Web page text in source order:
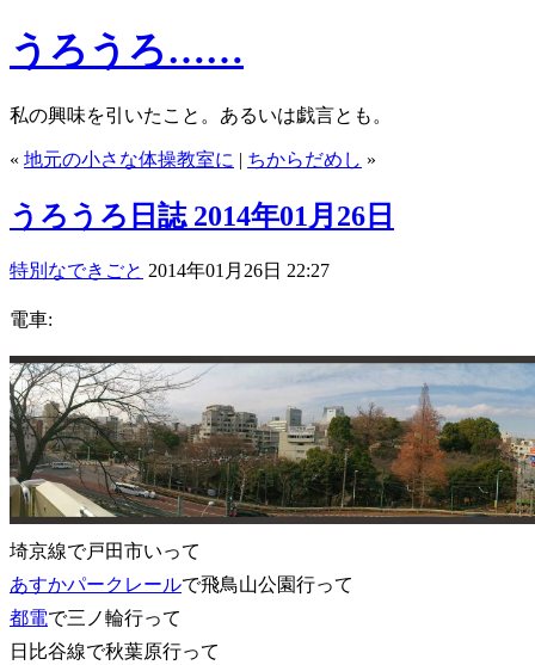
うろうろ……
私の興味を引いたこと。あるいは戯言とも。
« 地元の小さな体操教室に | ちからだめし »
うろうろ日誌 2014年01月26日
特別なできごと 2014年01月26日 22:27
電車:
埼京線で戸田市いって
あすかパークレールで飛鳥山公園行って
都電で三ノ輪行って
日比谷線で秋葉原行って